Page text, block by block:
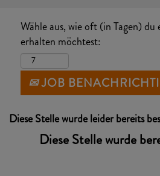
Wähle aus, wie oft (in Tagen)
erhalten möchtest:
JOB
Diese Stelle wurde leider bereits
Diese Stelle wurde